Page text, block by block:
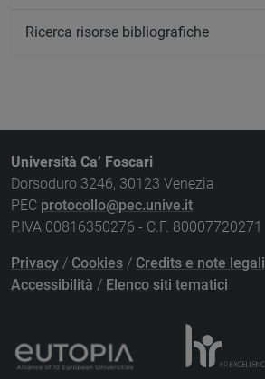
Ricerca risorse bibliografiche
Università Ca’ Foscari
Dorsoduro 3246, 30123 Venezia
PEC protocollo@pec.unive.it
P.IVA 00816350276 - C.F. 80007720271
Privacy / Cookies / Credits e note legali
Accessibilità / Elenco siti tematici